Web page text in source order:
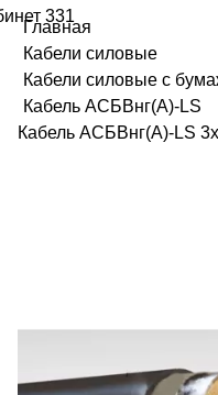
331
Главная
Кабели силовые
Кабели силовые с
Кабель АСБВнг(А)-LS
Кабель АСБВнг(А)-LS